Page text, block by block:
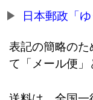
日本郵政「
表記の簡略の
て「メール便」